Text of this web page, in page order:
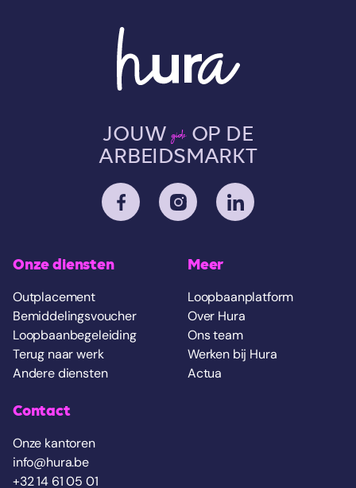
JOUWgidsOP DE
ARBEIDSMARKT
Onze diensten
Outplacement
Bemiddelingsvoucher
Loopbaanbegeleiding
Terug naar werk
Andere diensten
Meer
Loopbaanplatform
Over Hura
Ons team
Werken bij Hura
Actua
Contact
Onze kantoren
info@hura.be
+32 14 61 05 01